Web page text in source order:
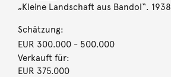
„Kleine Landschaft aus Bandol“. 1938
Schätzung:
EUR 300.000- 500.000
Verkauft für:
EUR 375.000